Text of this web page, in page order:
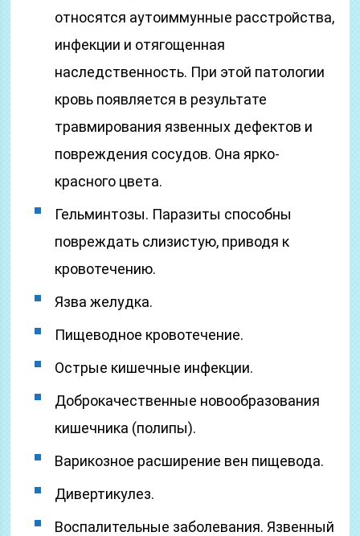
относятся аутоиммунные расстройства,
инфекции и отягощенная
наследственность. При этой патологии
кровь появляется в результате
травмирования язвенных дефектов и
повреждения сосудов. Она ярко-
красного цвета.
Гельминтозы. Паразиты способны
повреждать слизистую, приводя к
кровотечению.
Язва желудка.
Пищеводное кровотечение.
Острые кишечные инфекции.
Доброкачественные новообразования
кишечника (полипы).
Варикозное расширение вен пищевода.
Дивертикулез.
Воспалительные заболевания. Язвенный